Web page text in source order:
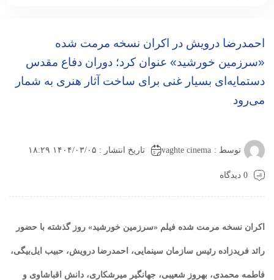
احمدرضا درویش در اکران نسخه مرمت شده
«سرزمین خورشید» عنوان کرد؛ دوران دفاع مقدس
دستمایه‌ای بسیار غنی برای ساخت آثار هنری به شمار
می‌رود
توسط : vaghte cinema تاریخ انتشار : ۱۴۰۴/۰۳/۰۵ ۱۸:۲۹
0 دیدگاه
اکران نسخه مرمت شده فیلم «سرزمین خورشید» روز گذشته با حضور
رائد فریدزاده رئیس سازمان سینمایی، احمدرضا درویش، حبیب ایل‌بیگی،
فاطمه محمدی، بهروز شعیبی، جهانگیر میرشکاری، دانش اقباشاوی و